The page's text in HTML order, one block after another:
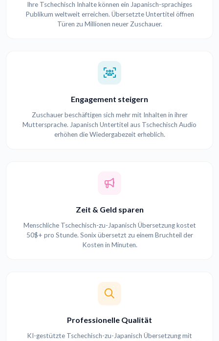
Ihre Tschechisch Inhalte können ein Japanisch-sprachiges
Publikum weltweit erreichen. Übersetzte Untertitel öffnen
Türen zu Millionen neuer Zuschauer.
Engagement steigern
Zuschauer beschäftigen sich mehr mit Inhalten in ihrer
Muttersprache. Japanisch Untertitel aus Tschechisch Audio
erhöhen die Wiedergabezeit erheblich.
Zeit & Geld sparen
Menschliche Tschechisch-zu-Japanisch Übersetzung kostet
50$+ pro Stunde. Sonix übersetzt zu einem Bruchteil der
Kosten in Minuten.
Professionelle Qualität
KI-gestützte Tschechisch-zu-Japanisch Übersetzung mit